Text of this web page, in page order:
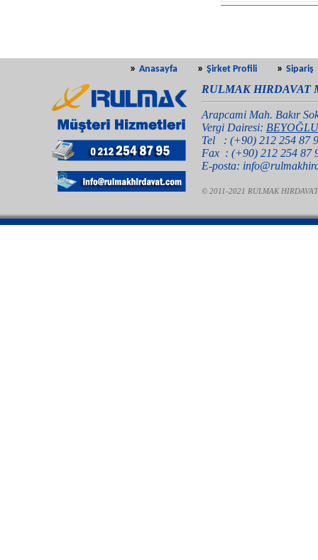
»Anasayfa »Şirket Profili »Sipariş
RULMAK HIRDAVAT
Arapcami Mah. Bakır
Vergi Dairesi: BEYOĞLU
Tel : (+90) 212 254 87
Fax : (+90) 212 254 87
E-posta:
© 2011-2021 RULMAK HIRDAVAT